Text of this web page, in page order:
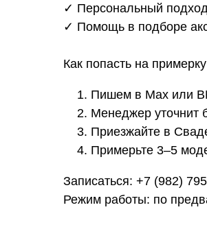
✓ Персональный
✓ Помощь в подборе
Как попасть на примерку
Пишем в Max или
Менеджер уточнит
Приезжайте в
Примерьте 3–5
Записаться: +7 (982)
Режим работы: по
Главная
Каталог